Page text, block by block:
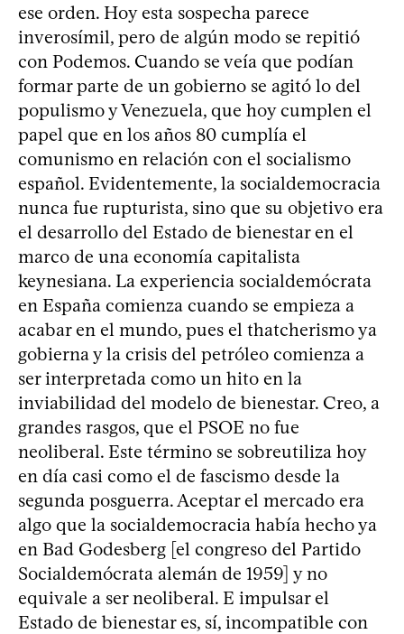
ese orden. Hoy esta sospecha parece
inverosímil, pero de algún modo se repitió
con Podemos. Cuando se veía que podían
formar parte de un gobierno se agitó lo del
populismo y Venezuela, que hoy cumplen el
papel que en los años 80 cumplía el
comunismo en relación con el socialismo
español. Evidentemente, la socialdemocracia
nunca fue rupturista, sino que su objetivo era
el desarrollo del Estado de bienestar en el
marco de una economía capitalista
keynesiana. La experiencia socialdemócrata
en España comienza cuando se empieza a
acabar en el mundo, pues el thatcherismo ya
gobierna y la crisis del petróleo comienza a
ser interpretada como un hito en la
inviabilidad del modelo de bienestar. Creo, a
grandes rasgos, que el PSOE no fue
neoliberal. Este término se sobreutiliza hoy
en día casi como el de fascismo desde la
segunda posguerra. Aceptar el mercado era
algo que la socialdemocracia había hecho ya
en Bad Godesberg [el congreso del Partido
Socialdemócrata alemán de 1959] y no
equivale a ser neoliberal. E impulsar el
Estado de bienestar es, sí, incompatible con